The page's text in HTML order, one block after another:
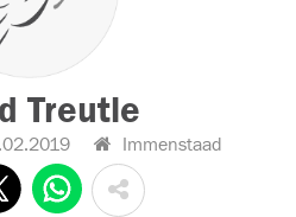
Treutle
Immenstaad